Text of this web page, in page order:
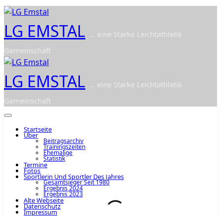
LG EMSTAL ... eine Starke Leichtathletik
Gemeinschaft
LG EMSTAL ... eine Starke Leichtathletik
Gemeinschaft
Startseite
Über
Beitragsarchiv
Trainingszeiten
Ehemalige
Statistik
Termine
Fotos
Sportlerin Und Sportler Des Jahres
Gesamtsieger Seit 1980
Ergebnis 2024
Ergebnis 2023
Alte Webseite
Datenschutz
Impressum